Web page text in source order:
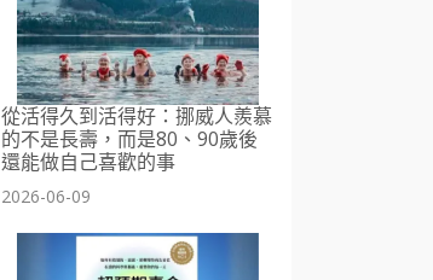
從活得久到活得好：挪威人羨慕
的不是長壽，而是80、90歲後
還能做自己喜歡的事
2026-06-09